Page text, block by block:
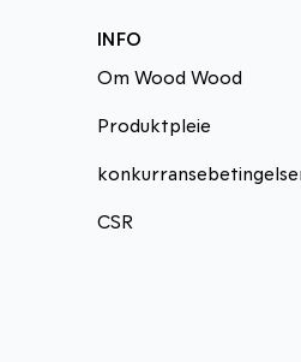
INFO
Om Wood Wood
Produktpleie
CSR